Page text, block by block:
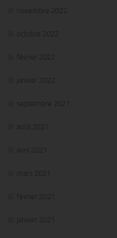
novembre 2022
octobre 2022
février 2022
janvier 2022
septembre 2021
août 2021
avril 2021
mars 2021
février 2021
janvier 2021